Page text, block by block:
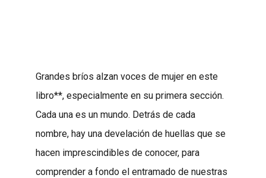
Grandes bríos alzan voces de mujer en este
libro**, especialmente en su primera sección.
Cada una es un mundo. Detrás de cada
nombre, hay una develación de huellas que se
hacen imprescindibles de conocer, para
comprender a fondo el entramado de nuestras